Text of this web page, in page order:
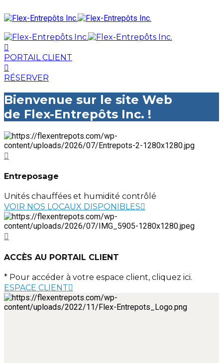
PORTAIL CLIENT
RÉSERVER
Bienvenue sur le site Web
de Flex-Entrepôts Inc. !
Entreposage
Unités chauffées et humidité contrôlé
VOIR NOS LOCAUX DISPONIBLES
ACCÈS AU PORTAIL CLIENT
* Pour accéder à votre espace client, cliquez ici.
ESPACE CLIENT